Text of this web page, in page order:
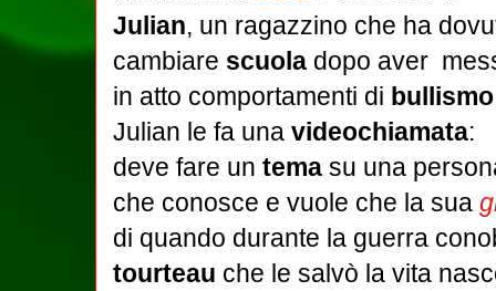
Julian, un ragazzino che ha
cambiare scuola dopo aver
in atto comportamenti di bullismo
Julian le fa una videochiamata:
deve fare un tema su una
che conosce e vuole che la sua
di quando durante la guerra
tourteau che le salvò la vita